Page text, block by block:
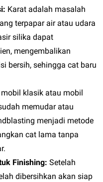
Karat adalah masalah
terpapar air atau udara
silika dapat
mengembalikan
bersih, sehingga cat baru
mobil klasik atau mobil
memudar atau
menjadi metode
cat lama tanpa
Finishing: Setelah
dibersihkan akan siap